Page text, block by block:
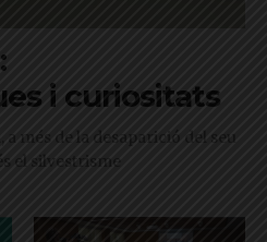
i curiositats
més de la desaparició del seu
el silvestrisme